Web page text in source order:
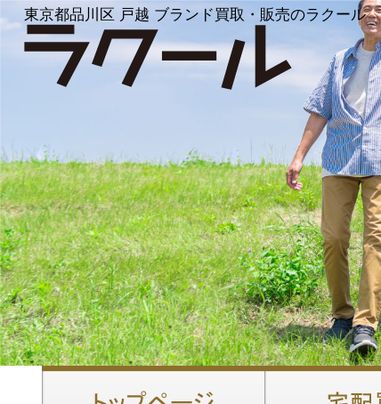
東京都品川区 戸越 ブランド買取・販売のラクール